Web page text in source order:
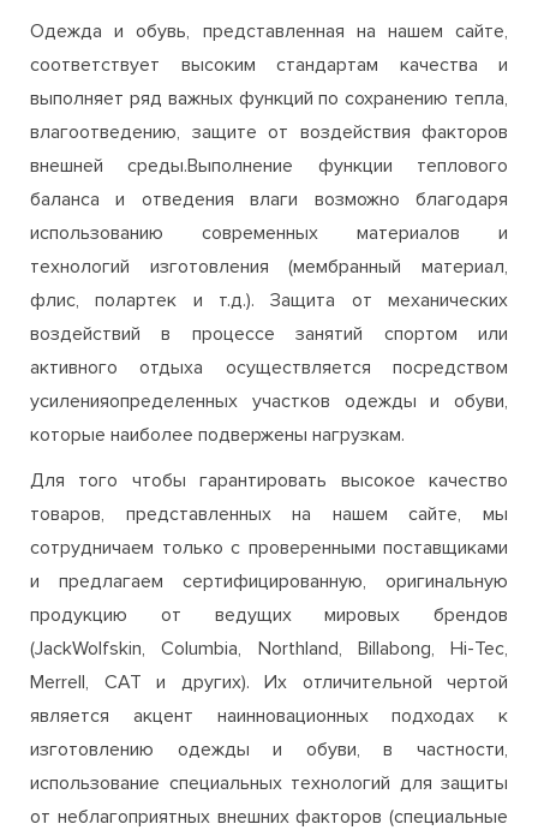
Одежда и обувь, представленная на нашем сайте,
соответствует высоким стандартам качества и
выполняет ряд важных функций по сохранению тепла,
влагоотведению, защите от воздействия факторов
внешней среды.Выполнение функции теплового
баланса и отведения влаги возможно благодаря
использованию современных материалов и
технологий изготовления (мембранный материал,
флис, полартек и т.д.). Защита от механических
воздействий в процессе занятий спортом или
активного отдыха осуществляется посредством
усиленияопределенных участков одежды и обуви,
которые наиболее подвержены нагрузкам.
Для того чтобы гарантировать высокое качество
товаров, представленных на нашем сайте, мы
сотрудничаем только с проверенными поставщиками
и предлагаем сертифицированную, оригинальную
продукцию от ведущих мировых брендов
(JackWolfskin, Columbia, Northland, Billabong, Hi-Tec,
Merrell, CAT и других). Их отличительной чертой
является акцент наинновационных подходах к
изготовлению одежды и обуви, в частности,
использование специальных технологий для защиты
от неблагоприятных внешних факторов (специальные